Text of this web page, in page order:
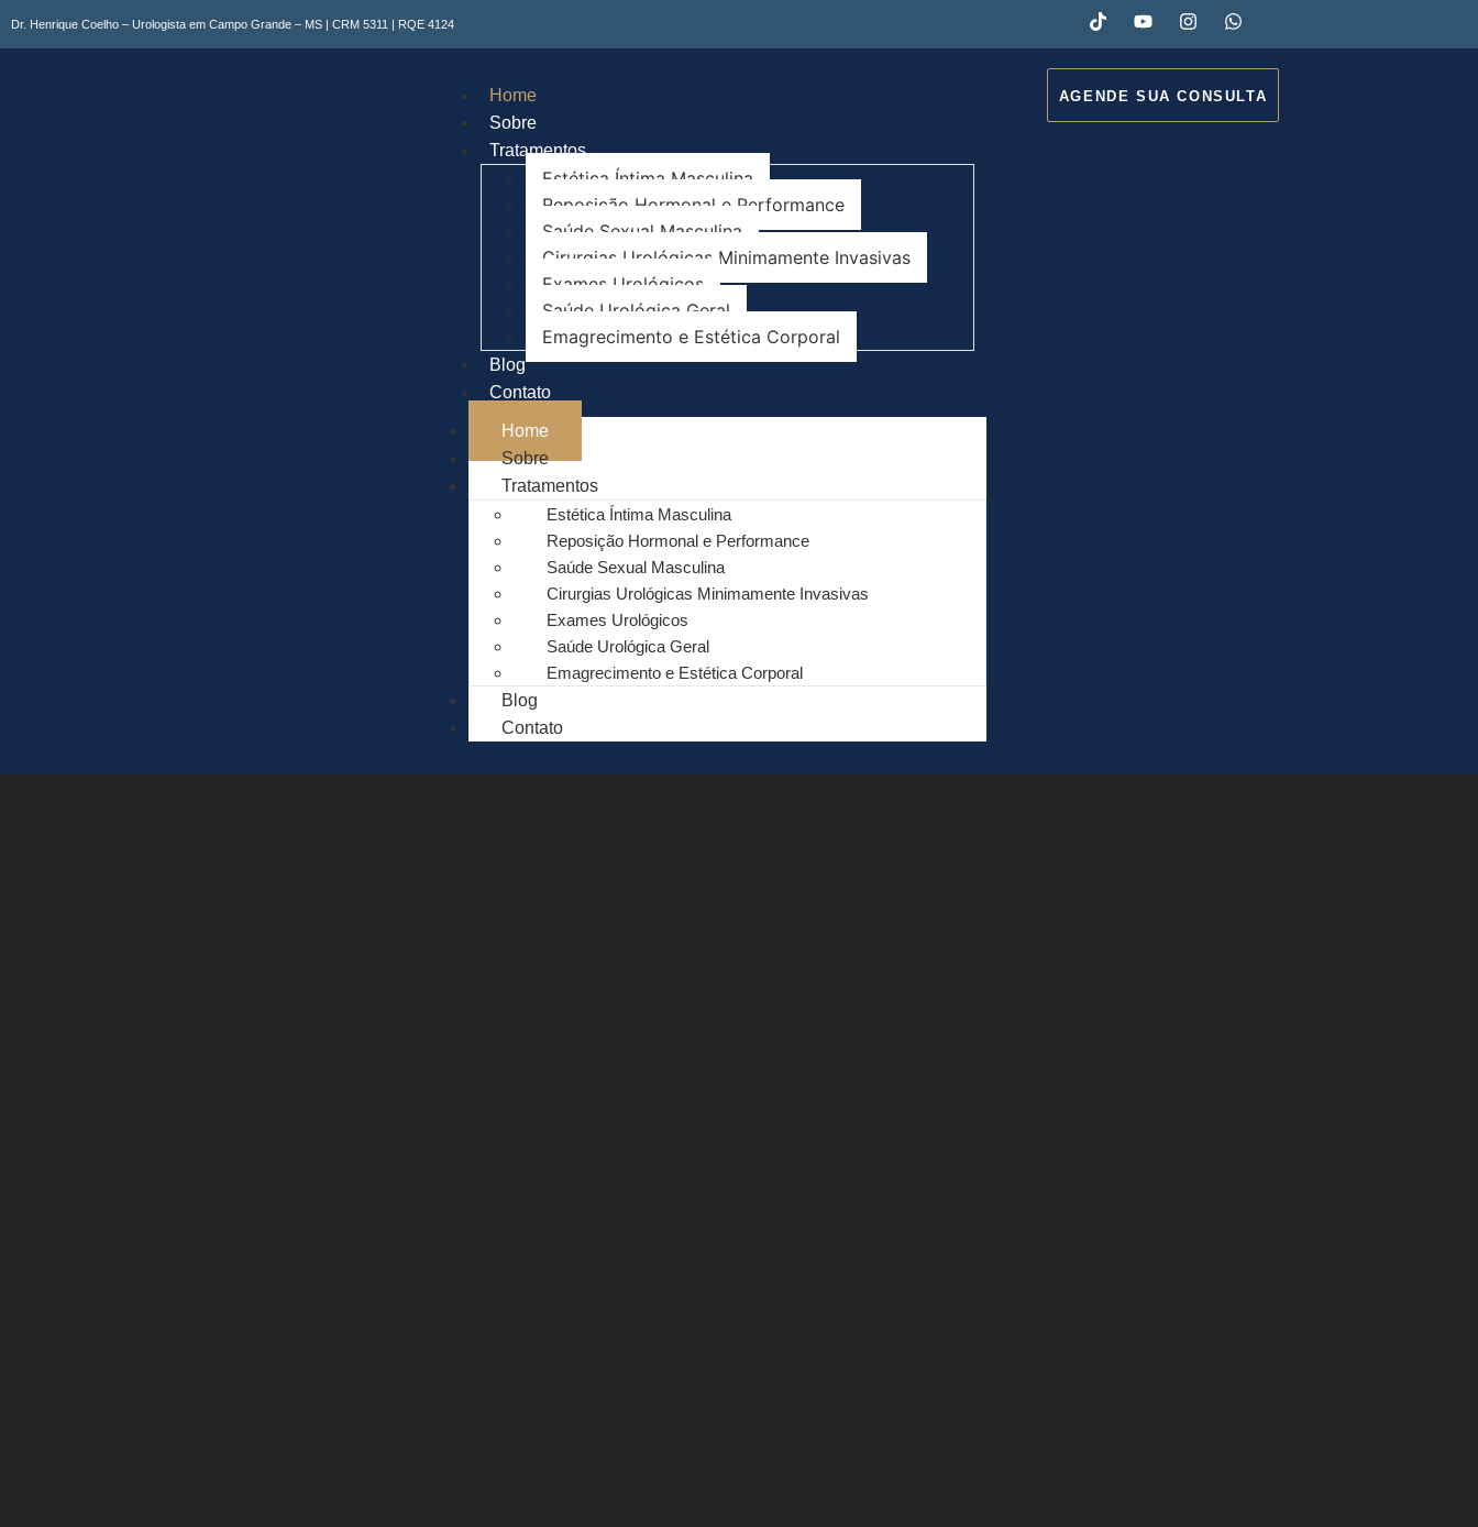
Dr. Henrique Coelho – Urologista em Campo Grande – MS | CRM 5311 | RQE 4124
Home
Sobre
Tratamentos
Estética Íntima Masculina
Reposição Hormonal e Performance
Saúde Sexual Masculina
Cirurgias Urológicas Minimamente Invasivas
Exames Urológicos
Saúde Urológica Geral​
Emagrecimento e Estética Corporal
Blog
Contato
Home
Sobre
Tratamentos
Estética Íntima Masculina
Reposição Hormonal e Performance
Saúde Sexual Masculina
Cirurgias Urológicas Minimamente Invasivas
Exames Urológicos
Saúde Urológica Geral​
Emagrecimento e Estética Corporal
Blog
Contato
AGENDE SUA CONSULTA